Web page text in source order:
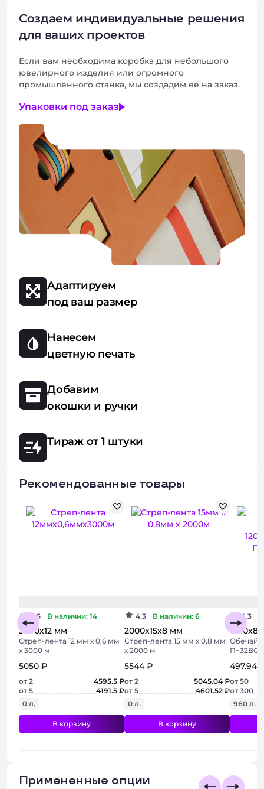
Создаем индивидуальные решения
для ваших проектов
Если вам необходима коробка для небольшого
ювелирного изделия или огромного
промышленного станка, мы создадим ее на заказ.
Упаковки под заказ
Адаптируем
под ваш размер
Нанесем
цветную печать
Добавим
окошки и ручки
Тираж от 1 штуки
Рекомендованные товары
4.5 В наличии: 14
3000х12 мм
Стреп-лента 12 мм х 0,6 мм
х 3000 м
5050 ₽
от 2
4595.5 ₽
от 5
4191.5 ₽
0 л.
В корзину
4.3 В наличии: 6
2000х15х8 мм
Стреп-лента 15 мм х 0,8 мм
х 2000 м
5544 ₽
от 2
5045.04 ₽
от 5
4601.52 ₽
0 л.
В корзину
4.3
П−32BC
497.94
от 50
от 300
960 л.
Примененные опции